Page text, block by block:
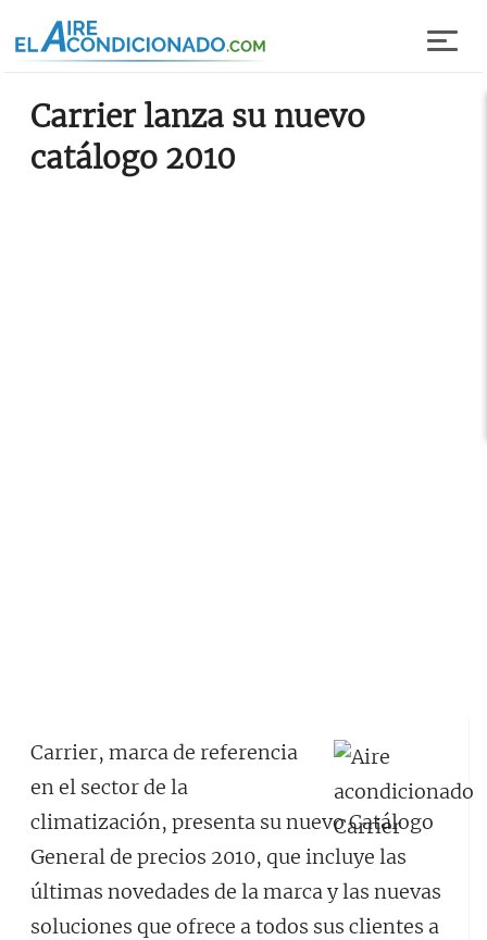
Carrier lanza su nuevo
catálogo 2010
Carrier, marca de referencia
en el sector de la
climatización, presenta su nuevo Catálogo
General de precios 2010, que incluye las
últimas novedades de la marca y las nuevas
soluciones que ofrece a todos sus clientes a